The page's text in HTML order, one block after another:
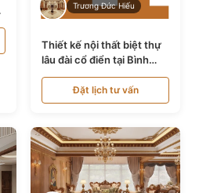
Trương Đức Hiếu
Thiết kế nội thất biệt thự
lâu đài cổ điển tại Bình
Thuận NT21128
Đặt lịch tư vấn